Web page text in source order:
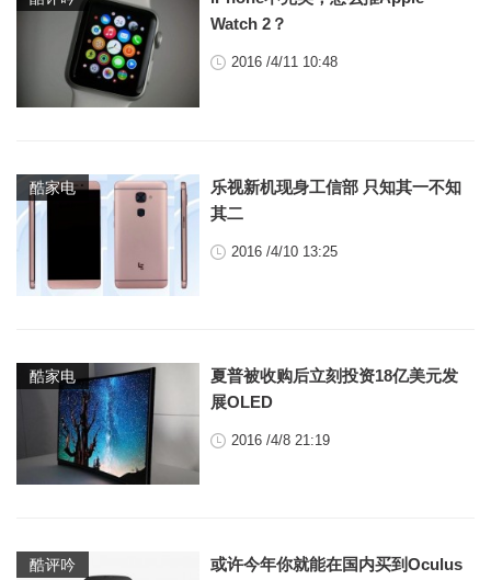
Watch 2？
2016 /4/11 10:48
酷家电
乐视新机现身工信部 只知其一不知
其二
2016 /4/10 13:25
酷家电
夏普被收购后立刻投资18亿美元发
展OLED
2016 /4/8 21:19
酷评吟
或许今年你就能在国内买到Oculus